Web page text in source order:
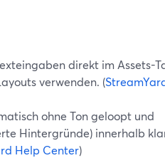
direkt im Assets-
verwenden. (
ohne Ton geloopt und
Hintergründe) innerhalb
Help Center)